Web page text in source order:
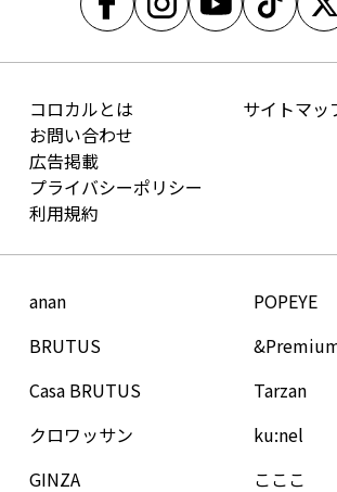
コロカルとは
お問い合わせ
広告掲載
プライバシーポリシー
利用規約
サイトマッ
anan
BRUTUS
Casa BRUTUS
クロワッサン
GINZA
POPEYE
Tarzan
ku:nel
こここ